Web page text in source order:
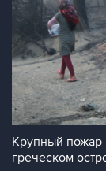
Крупный пожар
греческом